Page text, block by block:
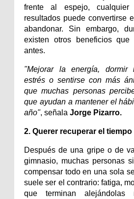
frente al espejo,
resultados puede convertirse
abandonar. Sin embargo,
existen otros beneficios que
antes.
"Mejorar la energía, dormir
estrés o sentirse con más
que muchas personas
que ayudan a mantener el
año", señala Jorge Pizarro.
2. Querer recuperar el
Después de una gripe o de
gimnasio, muchas personas
compensar todo en una sola
suele ser el contrario: fatiga,
que terminan alejándolas